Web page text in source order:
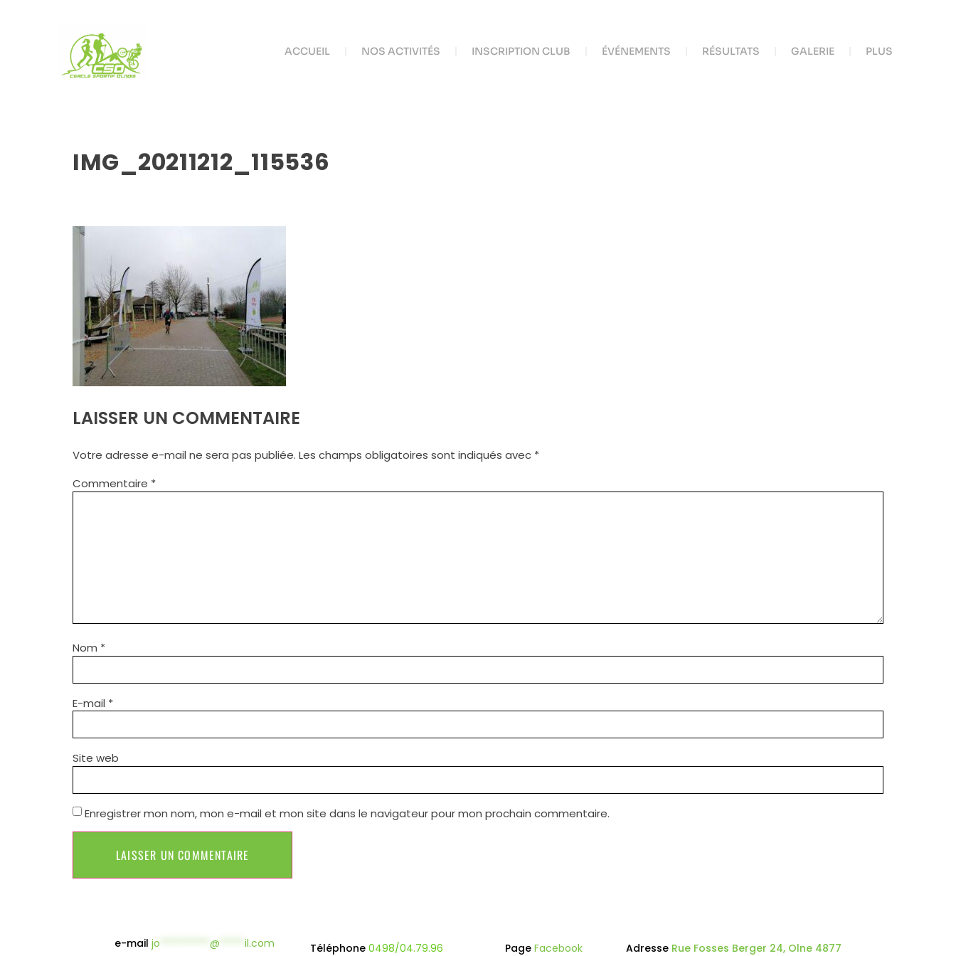
ACCUEIL NOS ACTIVITÉS INSCRIPTION CLUB ÉVÉNEMENTS RÉSULTATS GALERIE PLUS
IMG_20211212_115536
LAISSER UN COMMENTAIRE
Votre adresse e-mail ne sera pas publiée. Les champs obligatoires sont indiqués avec *
Commentaire *
Nom *
E-mail *
Site web
Enregistrer mon nom, mon e-mail et mon site dans le navigateur pour mon prochain commentaire.
e-mailjo **********@ *****il.com Téléphone0498/04.79.96 Page Facebook Adresse Rue Fosses Berger 24, Olne 4877